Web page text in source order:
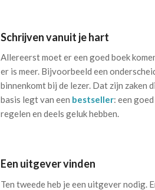
Schrijven vanuit je hart
Allereerst moet er een goed boek
er is meer. Bijvoorbeeld een
binnenkomt bij de lezer. Dat zijn zaken
basis legt van een bestseller: een
regelen en deels geluk hebben.
Een uitgever vinden
Ten tweede heb je een uitgever nodig.